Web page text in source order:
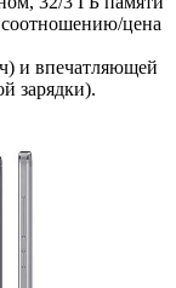
цена
и впечатляющей
зарядки).